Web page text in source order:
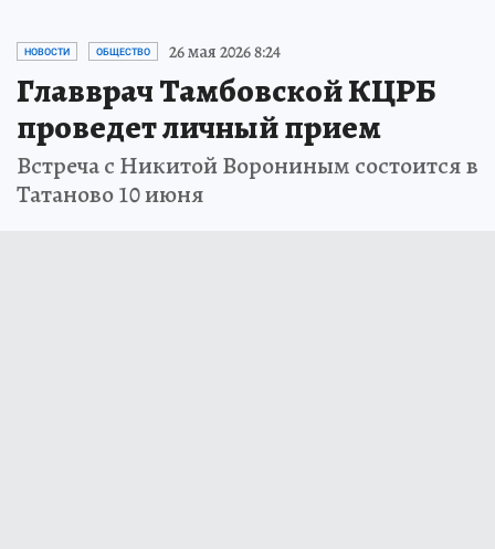
НОВОСТИ ОБЩЕСТВО 26 мая 2026 8:24
Главврач Тамбовской КЦРБ
проведет личный прием
Встреча с Никитой Ворониным состоится в
Татаново 10 июня